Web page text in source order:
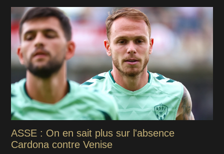
ASSE : On en sait plus sur l'absence
Cardona contre Venise